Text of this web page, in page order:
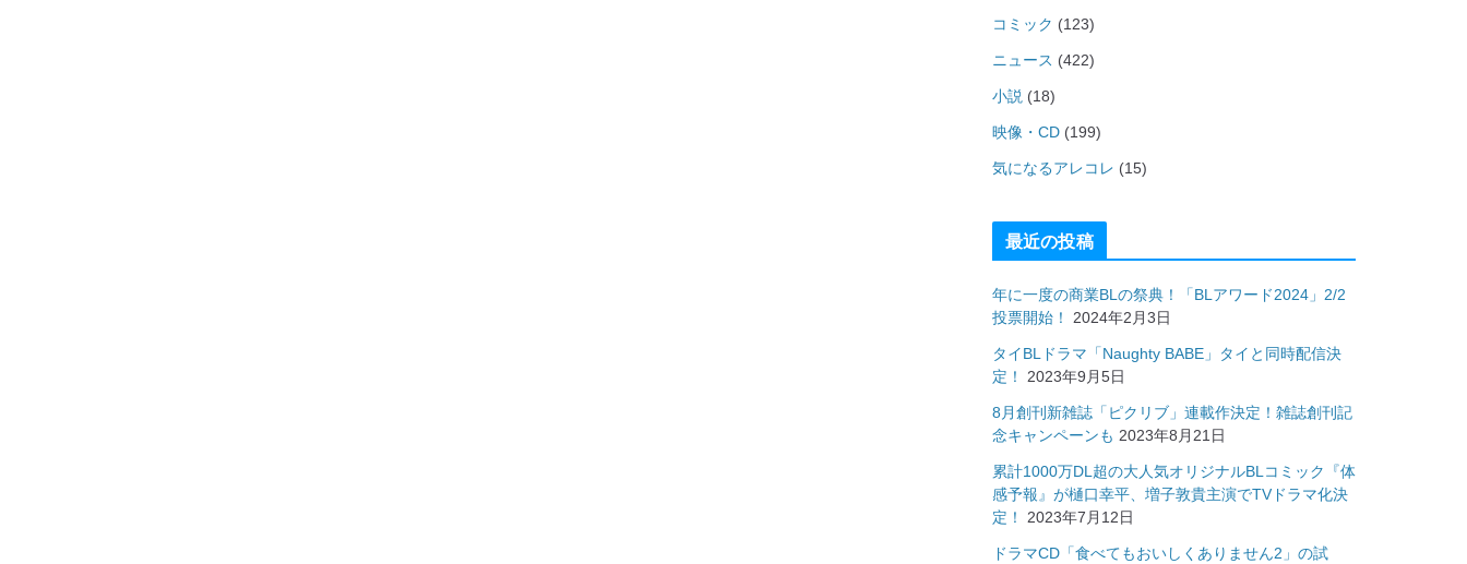
コミック (123)
ニュース (422)
小説 (18)
映像・CD (199)
気になるアレコレ (15)
最近の投稿
年に一度の商業BLの祭典！「BLアワード2024」2/2
投票開始！
2024年2月3日
タイBLドラマ「Naughty BABE」タイと同時配信決
定！
2023年9月5日
8月創刊新雑誌「ピクリブ」連載作決定！雑誌創刊記
念キャンペーンも 2023年8月21日
累計1000万DL超の大人気オリジナルBLコミック『体
感予報』が樋口幸平、増子敦貴主演でTVドラマ化決
定！
2023年7月12日
ドラマCD「食べてもおいしくありません2」の試